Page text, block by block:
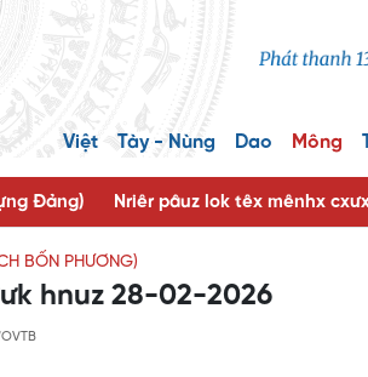
Việt Tày - Nùng Dao Mông
Đảng) Nriêr pâuz lok têx mênhx
BỐN PHƯƠNG)
hnuz 28-02-2026